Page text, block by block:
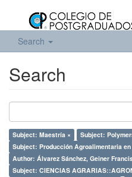
Search
Search
Subject: Maestría ×
Subject:
Subject: Producción Agroalimentaria en
Author: Álvarez Sánchez, Geiner
Subject: CIENCIAS